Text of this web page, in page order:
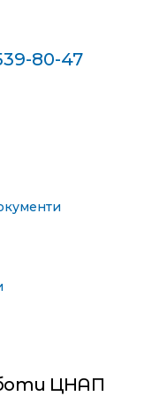
80-47
ЦНАП